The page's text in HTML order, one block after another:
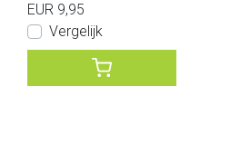
EUR 9,95
Vergelijk